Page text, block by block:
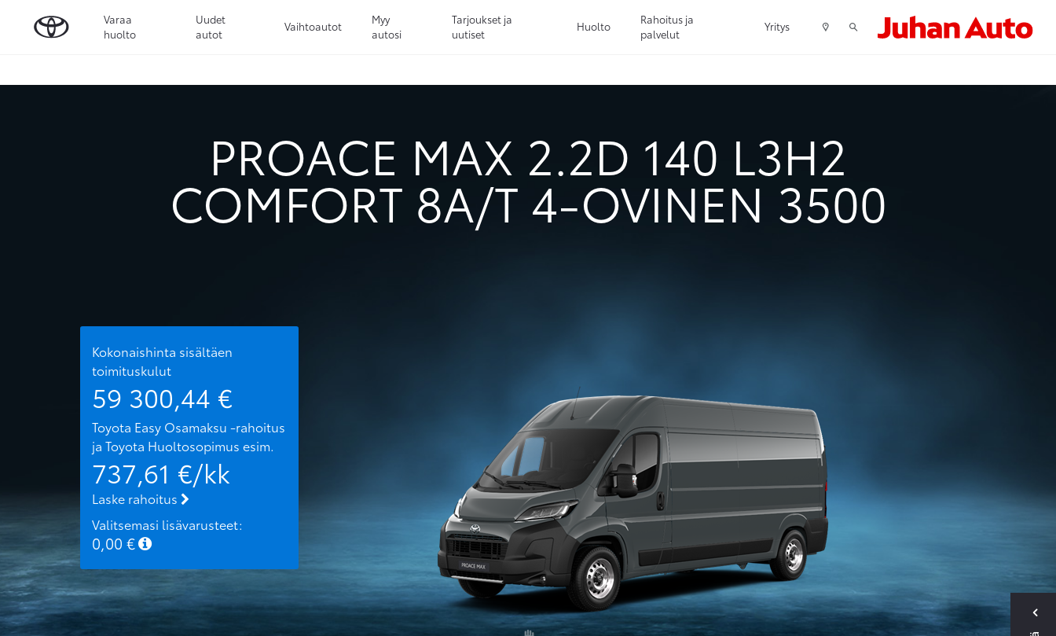
Varaa
huolto
Uudet
autot
Vaihtoautot
Myy
autosi
Tarjoukset ja
uutiset
Huolto
Rahoitus ja
palvelut
Yritys
PROACE MAX 2.2D 140 L3H2
COMFORT 8A/T 4-OVINEN 3500
Kokonaishinta sisältäen
toimituskulut
59 300,44 €
Toyota Easy Osamaksu -rahoitus
ja Toyota Huoltosopimus esim.
737,61 €/kk
Laske rahoitus
Valitsemasi lisävarusteet:
0,00 €